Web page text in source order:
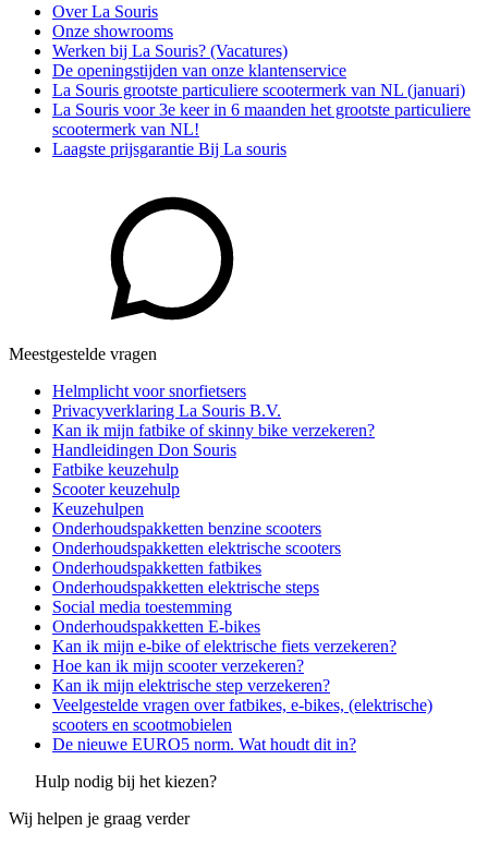
Over La Souris
Onze showrooms
Werken bij La Souris? (Vacatures)
De openingstijden van onze klantenservice
La Souris grootste particuliere scootermerk van NL (januari)
La Souris voor 3e keer in 6 maanden het grootste particuliere
scootermerk van NL!
Laagste prijsgarantie Bij La souris
Meestgestelde vragen
Helmplicht voor snorfietsers
Privacyverklaring La Souris B.V.
Kan ik mijn fatbike of skinny bike verzekeren?
Handleidingen Don Souris
Fatbike keuzehulp
Scooter keuzehulp
Keuzehulpen
Onderhoudspakketten benzine scooters
Onderhoudspakketten elektrische scooters
Onderhoudspakketten fatbikes
Onderhoudspakketten elektrische steps
Social media toestemming
Onderhoudspakketten E-bikes
Kan ik mijn e-bike of elektrische fiets verzekeren?
Hoe kan ik mijn scooter verzekeren?
Kan ik mijn elektrische step verzekeren?
Veelgestelde vragen over fatbikes, e-bikes, (elektrische)
scooters en scootmobielen
De nieuwe EURO5 norm. Wat houdt dit in?
Hulp nodig bij het kiezen?
Wij helpen je graag verder